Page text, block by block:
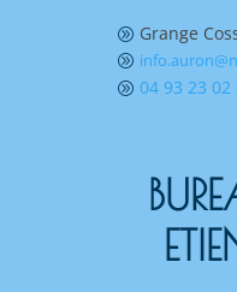
A Grange
A
A 04 93 23 02